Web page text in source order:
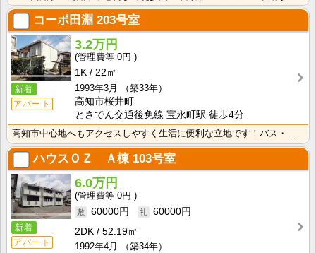
コーポ田淵 203号室
新着
アパート
3.2万円
0円
1K
22㎡
1993年3月
（築33年）
高知市桜井町
とさでん交通後免線 宝永町駅 徒歩4分
高知市中心地へもアクセスしやすく生活に便利な立地です！バス・トイレ別なので、ゆったり湯船に浸かれます･･･
ハウスＯＺ Ａ棟103号室
新着
アパート
6.0万円
0円
60000円
60000円
2DK
52.19㎡
1992年4月
（築34年）